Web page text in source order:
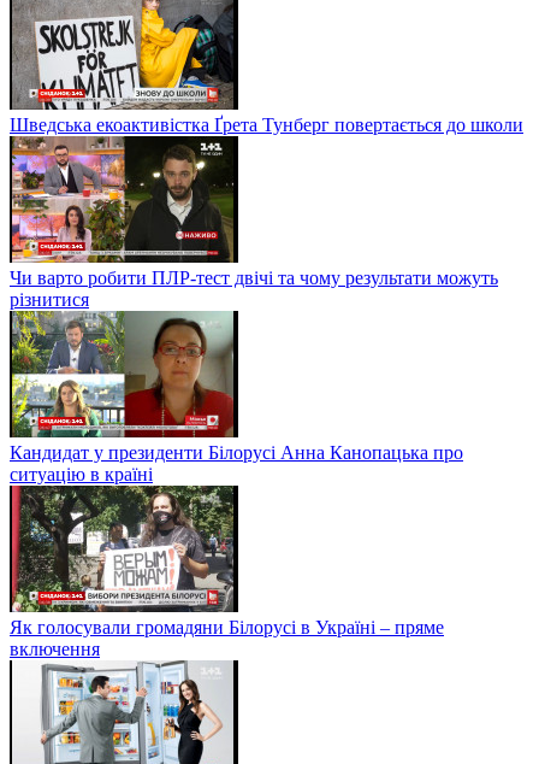
Шведська екоактивістка Ґрета Тунберг повертається до школи
Чи варто робити ПЛР-тест двічі та чому результати можуть
різнитися
Кандидат у президенти Білорусі Анна Канопацька про
ситуацію в країні
Як голосували громадяни Білорусі в Україні – пряме
включення